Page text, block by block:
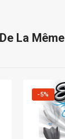
La Même
-5%